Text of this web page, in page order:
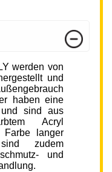
werden von
und
haben eine
sind aus
Acryl
langer
zudem
und